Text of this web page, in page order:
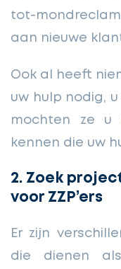
tot-
aan nieuwe
Ook al heeft
uw hulp nodig,
mochten ze u
kennen die uw
2. Zoek
voor ZZP’ers
Er zijn
die dienen